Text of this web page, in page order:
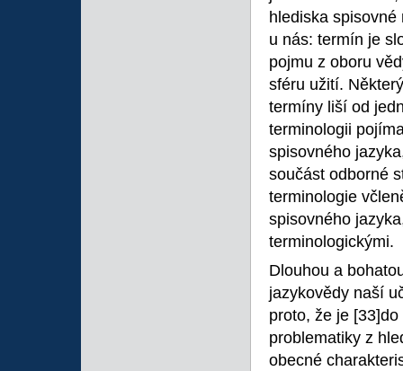
hlediska
u nás: termín je
pojmu z oboru
sféru užití.
termíny liší od
terminologii
spisovného
součást odborné
terminologie
spisovného
terminologickými.
Dlouhou a
jazykovědy naší
proto, že je
problematiky z
obecné